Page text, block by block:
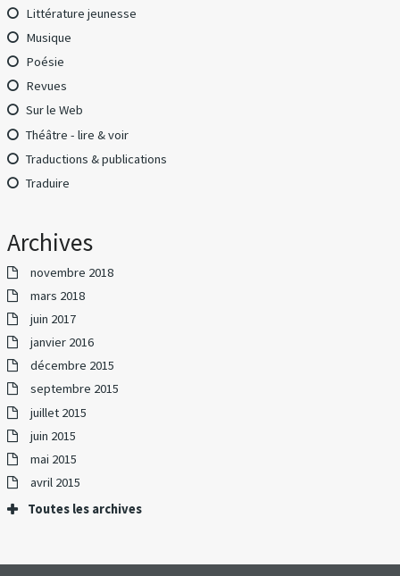
Littérature jeunesse
Musique
Poésie
Revues
Sur le Web
Théâtre - lire & voir
Traductions & publications
Traduire
Archives
novembre 2018
mars 2018
juin 2017
janvier 2016
décembre 2015
septembre 2015
juillet 2015
juin 2015
mai 2015
avril 2015
Toutes les archives